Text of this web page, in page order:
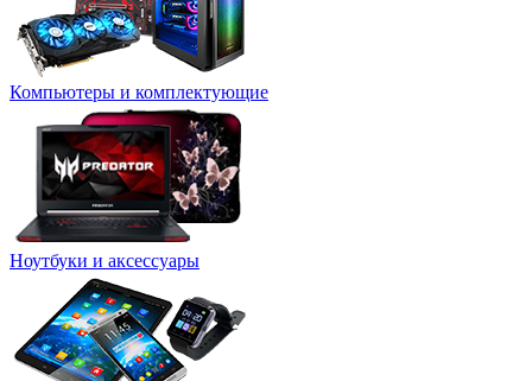
Компьютеры и комплектующие
Ноутбуки и аксессуары